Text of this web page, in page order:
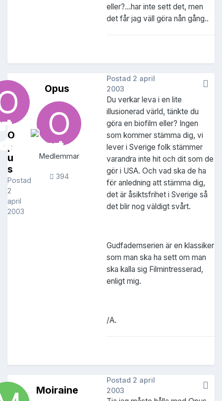
eller?...har inte sett det, men
det får jag väll göra nån gång..
O
p
u
s
Postad
2
april
2003
Opus
Medlemmar
394
Postad 2 april
2003
Du verkar leva i en lite
illusionerad värld, tänkte du
göra en biofilm eller? Ingen
som kommer stämma dig, vi
lever i Sverige folk stämmer
varandra inte hit och dit som de
gör i USA. Och vad ska de ha
för anledning att stämma dig,
det är åsiktsfrihet i Sverige så
det blir nog väldigt svårt.
Gudfadernserien är en klassiker
som man ska ha sett om man
ska kalla sig Filmintresserad,
enligt mig.
/A.
Moiraine
Postad 2 april
2003